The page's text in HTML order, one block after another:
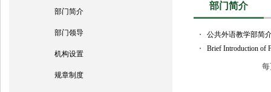
部门简介
部门领导
机构设置
规章制度
部门简介
・
公共外语教学部简
・
Brief Introduction of